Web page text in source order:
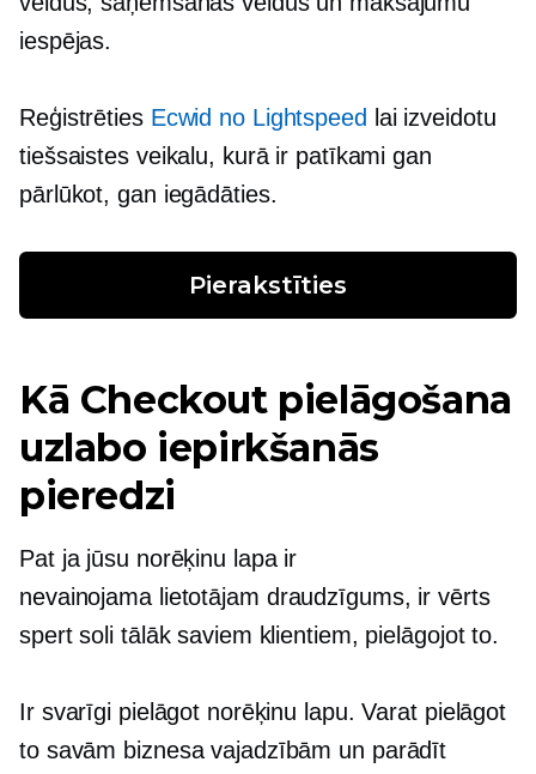
iespējas.
Reģistrēties Ecwid no Lightspeed lai izveidotu
tiešsaistes veikalu, kurā ir patīkami gan
pārlūkot, gan iegādāties.
Pierakstīties
Kā Checkout pielāgošana
uzlabo iepirkšanās
pieredzi
Pat ja jūsu norēķinu lapa ir
nevainojama lietotājam draudzīgums, ir vērts
spert soli tālāk saviem klientiem, pielāgojot to.
Ir svarīgi pielāgot norēķinu lapu. Varat pielāgot
to savām biznesa vajadzībām un parādīt